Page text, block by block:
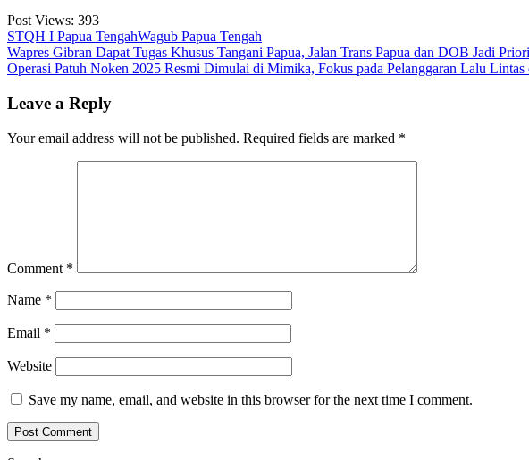
Post Views: 393
STQH I Papua TengahWagub Papua Tengah
Post
navigation
Wapres Gibran Dapat Tugas Khusus Tangani Papua, Jalan Trans Papua dan DOB Jadi
Operasi Patuh Noken 2025 Resmi Dimulai di Mimika, Fokus pada Pelanggaran Lalu Lintas
Leave a Reply
Your email address will not be published. Required fields are marked *
Comment *
Name *
Email *
Website
Save my name, email, and website in this browser for the next time I comment.